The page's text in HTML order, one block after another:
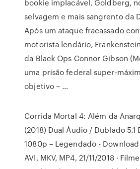
bookie implacável, Goldberg,
selvagem e mais sangrento da
Após um ataque fracassado
motorista lendário,
da Black Ops Connor Gibson
uma prisão federal super-
objetivo – …
Corrida Mortal 4: Além da
(2018) Dual Áudio / Dublado 5.1
1080p – Legendado -
AVI, MKV, MP4, 21/11/2018 ·